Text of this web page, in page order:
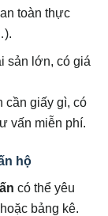
toàn thực
sản lớn, có giá
cần giấy gì, có
vấn miễn phí.
hộ
có thể yêu
bảng kê.